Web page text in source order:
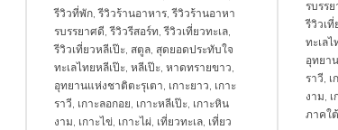
รีวิวที่พัก,รีวิวร้านอาหาร,รีวิวร้านอาหา
รบรรยาศดี,รีวิวรีสอร์ท,รีวิวเที่ยวทะเล,
รีวิวเที่ยวหลีเป๊ะ, สตูล, สุดยอดประทับใจ
ทะเลไทยหลีเป๊ะ, หลีเป๊ะ, หาดทรายขาว,
อุทยานแห่งชาติตะรุเตา, เกาะยาว, เกาะ
ราวี, เกาะลอกอย, เกาะหลีเป๊ะ, เกาะหิน
งาม, เกาะไข่, เกาะไผ่, เที่ยวทะเล, เที่ยว
รบรร
รีวิวเที่
ทะเลไ
อุทยา
ราวี, เ
งาม,
ภาคใต้